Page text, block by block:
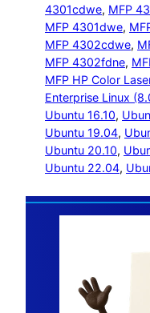
4301cdwe, MFP
MFP 4301dwe,
MFP 4302cdwe,
MFP 4302fdne,
MFP HP Color
Enterprise Linux
Ubuntu 16.10,
Ubuntu 19.04,
Ubuntu 20.10,
Ubuntu 22.04,